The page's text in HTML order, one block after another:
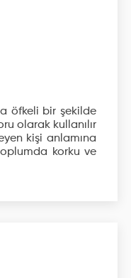
öfkeli bir şekilde
olarak kullanılır
kişi anlamına
korku ve